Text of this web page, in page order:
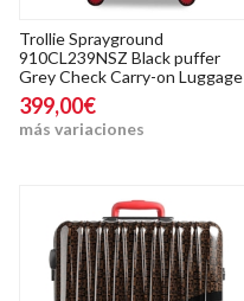
Trollie Sprayground
910CL239NSZ Black puffer
Grey Check Carry-on Luggage
399,00€
más variaciones